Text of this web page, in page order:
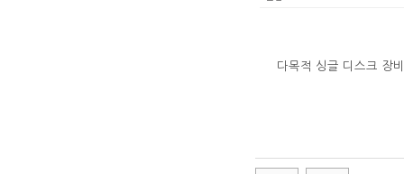
다목적 싱글 디스크 장